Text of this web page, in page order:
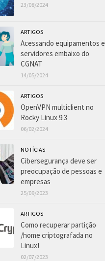
23/08/2024
ARTIGOS
Acessando equipamentos e
servidores embaixo do
CGNAT
14/05/2024
ARTIGOS
OpenVPN multiclient no
Rocky Linux 9.3
06/02/2024
NOTÍCIAS
Cibersegurança deve ser
preocupação de pessoas e
empresas
25/09/2023
ARTIGOS
Como recuperar partição
/home criptografada no
Linux!
02/07/2023